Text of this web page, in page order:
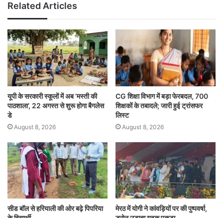
Related Articles
यूपी के सरकारी स्कूलों में अब ‘मस्ती की
पाठशाला’, 22 अगस्त से शुरू होगा बैगलेस
डे
August 8, 2026
CG शिक्षा विभाग में बड़ा फेरबदल, 700
शिक्षकों के तबादले; जारी हुई ट्रांसफर
लिस्ट
August 8, 2026
सीड बॉल से हरियाली की ओर बढ़े पिपरिया
मेरठ में योगी ने कांवड़ियों पर की पुष्पवर्षा,